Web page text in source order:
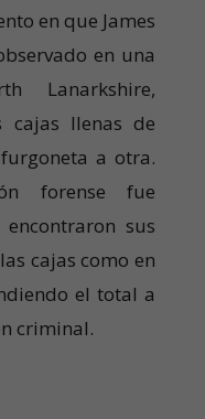
en que James
en una
Lanarkshire,
cajas llenas de
a otra.
forense fue
sus
cajas como en
el total a
criminal.